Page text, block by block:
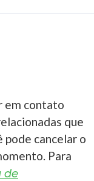
em contato
que
pode cancelar o
Para
de